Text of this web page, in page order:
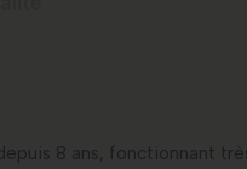
8 ans, fonctionnant